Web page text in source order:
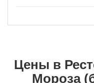
Цены в
Мороза